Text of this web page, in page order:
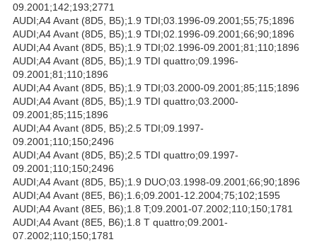
09.2001;142;193;2771
AUDI;A4 Avant (8D5, B5);1.9 TDI;03.1996-09.2001;55;75;1896
AUDI;A4 Avant (8D5, B5);1.9 TDI;02.1996-09.2001;66;90;1896
AUDI;A4 Avant (8D5, B5);1.9 TDI;02.1996-09.2001;81;110;1896
AUDI;A4 Avant (8D5, B5);1.9 TDI quattro;09.1996-
09.2001;81;110;1896
AUDI;A4 Avant (8D5, B5);1.9 TDI;03.2000-09.2001;85;115;1896
AUDI;A4 Avant (8D5, B5);1.9 TDI quattro;03.2000-
09.2001;85;115;1896
AUDI;A4 Avant (8D5, B5);2.5 TDI;09.1997-
09.2001;110;150;2496
AUDI;A4 Avant (8D5, B5);2.5 TDI quattro;09.1997-
09.2001;110;150;2496
AUDI;A4 Avant (8D5, B5);1.9 DUO;03.1998-09.2001;66;90;1896
AUDI;A4 Avant (8E5, B6);1.6;09.2001-12.2004;75;102;1595
AUDI;A4 Avant (8E5, B6);1.8 T;09.2001-07.2002;110;150;1781
AUDI;A4 Avant (8E5, B6);1.8 T quattro;09.2001-
07.2002;110;150;1781